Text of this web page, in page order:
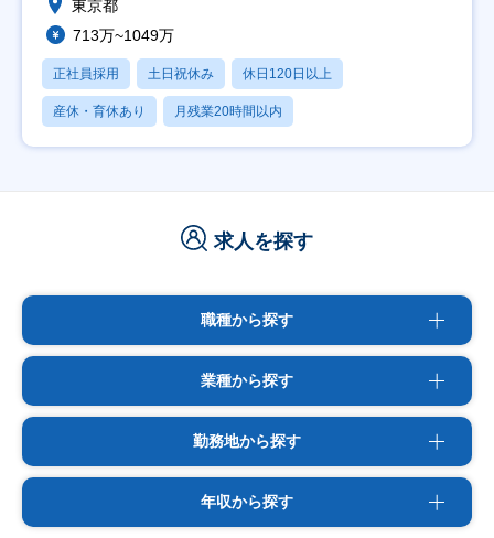
東京都
713万~1049万
正社員採用 土日祝休み 休日120日以上
産休・育休あり 月残業20時間以内
求人を探す
職種から探す
業種から探す
勤務地から探す
年収から探す